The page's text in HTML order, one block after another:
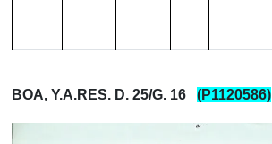
BOA, Y.A.RES. D. 25/G. 16 (P1120586)